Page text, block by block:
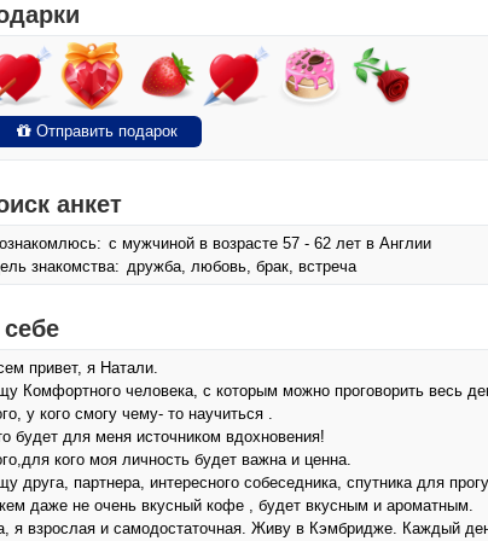
Отправить подарок
анкет
с мужчиной в возрасте 57 - 62 лет в Англии
знакомства: дружба, любовь, брак, встреча
привет, я Натали.
Комфортного человека, с которым можно проговорить весь
у кого смогу чему- то научиться .
будет для меня источником вдохновения!
кого моя личность будет важна и ценна.
друга, партнера, интересного собеседника, спутника для
даже не очень вкусный кофе , будет вкусным и ароматным.
я взрослая и самодостаточная. Живу в Кэмбридже. Каждый